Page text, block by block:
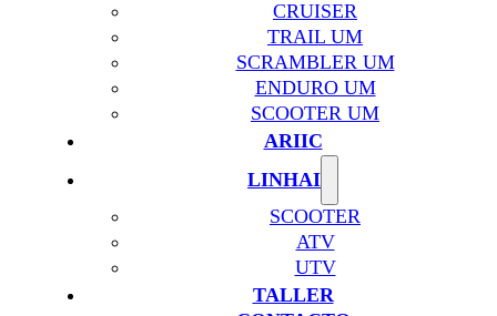
CRUISER
TRAIL UM
SCRAMBLER UM
ENDURO UM
SCOOTER UM
ARIIC
LINHAI
SCOOTER
ATV
UTV
TALLER